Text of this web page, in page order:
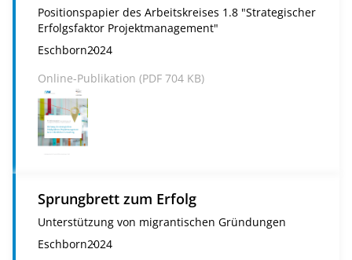
Positionspapier des Arbeitskreises 1.8 "Strategischer
Erfolgsfaktor Projektmanagement"
Eschborn2024
Online-Publikation (PDF 704 KB)
Sprungbrett zum Erfolg
Unterstützung von migrantischen Gründungen
Eschborn2024